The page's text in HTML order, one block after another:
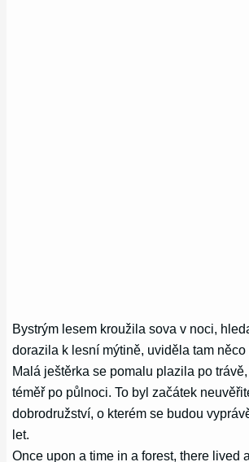
Bystrým lesem kroužila sova v noci,
dorazila k lesní mýtině, uviděla tam
Malá ještěrka se pomalu plazila po
téměř po půlnoci. To byl začátek
dobrodružství, o kterém se budou
let.
Once upon a time in a forest, there lived